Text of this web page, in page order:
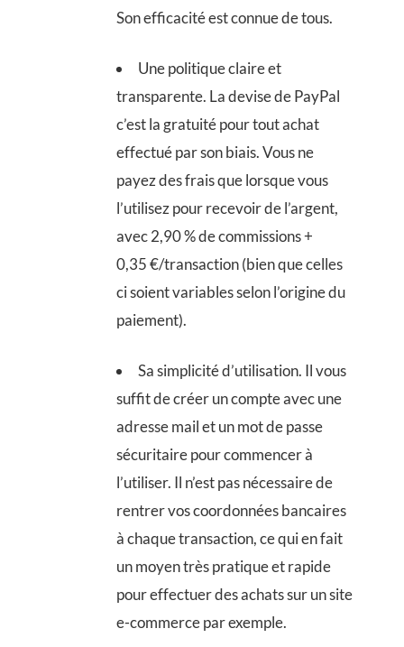
Son efficacité est connue de tous.
Une politique claire et
transparente. La devise de PayPal
c’est la gratuité pour tout achat
effectué par son biais. Vous ne
payez des frais que lorsque vous
l’utilisez pour recevoir de l’argent,
avec 2,90 % de commissions +
0,35 €/transaction (bien que celles
ci soient variables selon l’origine du
paiement).
Sa simplicité d’utilisation. Il vous
suffit de créer un compte avec une
adresse mail et un mot de passe
sécuritaire pour commencer à
l’utiliser. Il n’est pas nécessaire de
rentrer vos coordonnées bancaires
à chaque transaction, ce qui en fait
un moyen très pratique et rapide
pour effectuer des achats sur un site
e-commerce par exemple.